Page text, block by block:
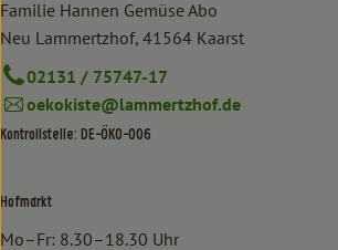
Familie Hannen Gemüse Abo
Neu Lammertzhof, 41564 Kaarst
02131 / 75747-17
oekokiste@lammertzhof.de
Kontrollstelle: DE-ÖKO-006
Hofmarkt
Mo–Fr: 8.30–18.30 Uhr